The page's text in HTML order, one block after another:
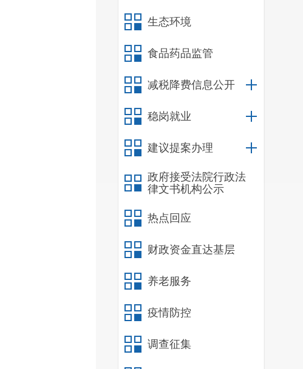
生态环境
食品药品监管
减税降费信息公开
稳岗就业
建议提案办理
政府接受法院行政法
律文书机构公示
热点回应
财政资金直达基层
养老服务
疫情防控
调查征集